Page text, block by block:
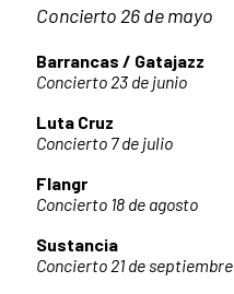
Concierto 26 de mayo
Barrancas / Gatajazz
Concierto 23 de junio
Luta Cruz
Concierto 7 de julio
Flangr
Concierto 18 de agosto
Sustancia
Concierto 21 de septiembre